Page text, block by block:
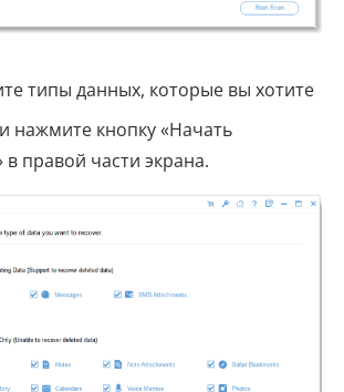
типы данных, которые вы хотите
нажмите кнопку «Начать
в правой части экрана.